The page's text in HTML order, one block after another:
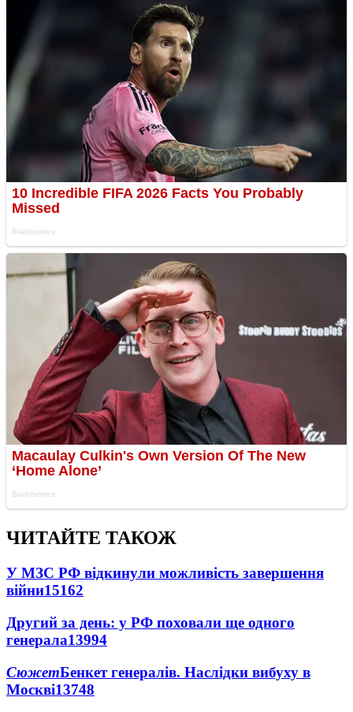
ЧИТАЙТЕ ТАКОЖ
У МЗС РФ відкинули можливість завершення
війни15162
Другий за день: у РФ поховали ще одного
генерала13994
СюжетБенкет генералів. Наслідки вибуху в
Москві13748